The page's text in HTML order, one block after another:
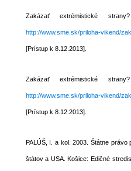
Zakázať extrémistické
http://www.sme.sk/priloha-vikend/
[Prístup k
Zakázať extrémistické
http://www.sme.sk/priloha-vikend/
[Prístup k
PALÚŠ, I. a kol. 2003. Štátne
štátov a USA. Košice: Edičné